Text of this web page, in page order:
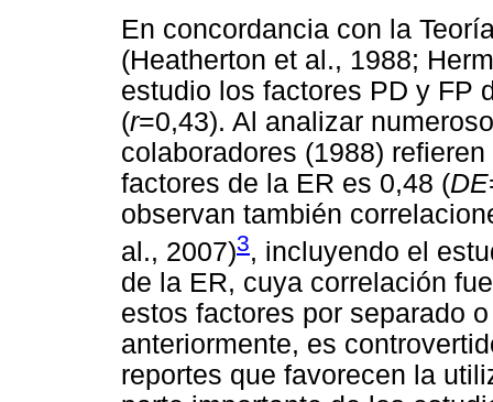
En concordancia con la
(Heatherton et al., 1988;
estudio los factores PD y FP
(r=0,43). Al analizar
colaboradores (1988)
factores de la ER es 0,48 (DE
observan también
al., 2007)3, incluyendo el
de la ER, cuya correlación
estos factores por separado
anteriormente, es
reportes que favorecen la